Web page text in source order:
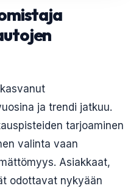
ja trendi jatkuu.
tarjoaminen
valinta vaan
Asiakkaat,
odottavat nykyään